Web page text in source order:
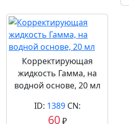
Корректирующая
жидкость Гамма, на
водной основе, 20 мл
ID: 1389CN:
60₽